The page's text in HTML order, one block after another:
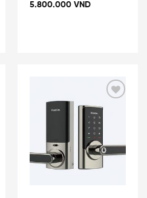
5.800.000 VND